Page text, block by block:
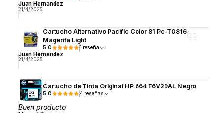
Juan Hernandez
21/4/2025
Cartucho Alternativo Pacific Color 81 Pc-T0816
Magenta Light
5.0 1 reseña
Juan Hernandez
21/4/2025
Cartucho de Tinta Original HP 664 F6V29AL Negro
5.0 4 reseñas
Buen producto